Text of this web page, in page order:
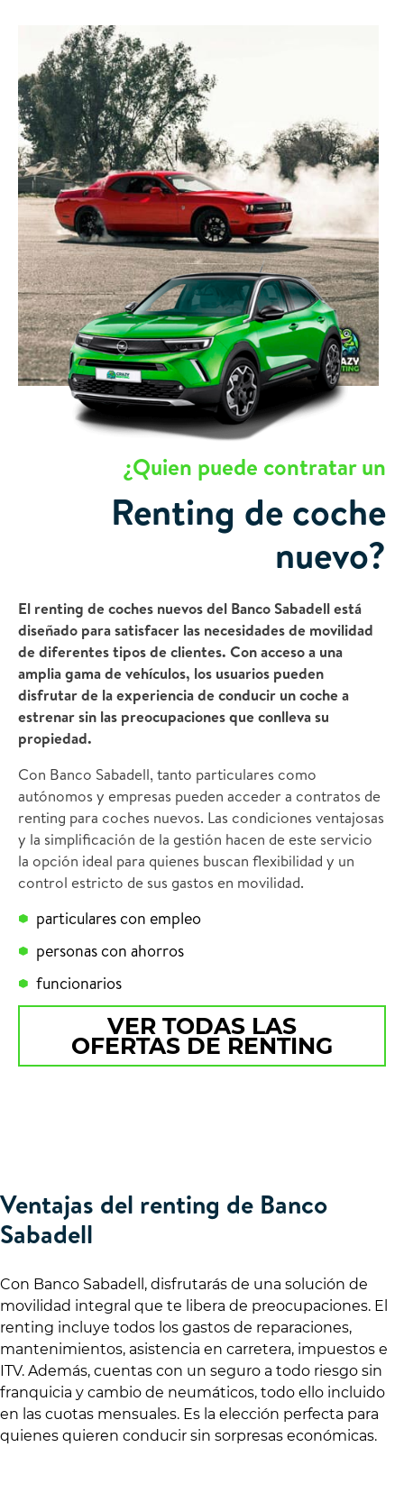
¿Quien puede contratar un
Renting de coche
nuevo?
El renting de coches nuevos del Banco Sabadell está
diseñado para satisfacer las necesidades de movilidad
de diferentes tipos de clientes. Con acceso a una
amplia gama de vehículos, los usuarios pueden
disfrutar de la experiencia de conducir un coche a
estrenar sin las preocupaciones que conlleva su
propiedad.
Con Banco Sabadell, tanto particulares como
autónomos y empresas pueden acceder a contratos de
renting para coches nuevos. Las condiciones ventajosas
y la simplificación de la gestión hacen de este servicio
la opción ideal para quienes buscan flexibilidad y un
control estricto de sus gastos en movilidad.
particulares con empleo
personas con ahorros
funcionarios
VER TODAS LAS
OFERTAS DE RENTING
Ventajas del renting de Banco
Sabadell
Con Banco Sabadell, disfrutarás de una solución de
movilidad integral que te libera de preocupaciones. El
renting incluye todos los gastos de reparaciones,
mantenimientos, asistencia en carretera, impuestos e
ITV. Además, cuentas con un seguro a todo riesgo sin
franquicia y cambio de neumáticos, todo ello incluido
en las cuotas mensuales. Es la elección perfecta para
quienes quieren conducir sin sorpresas económicas.